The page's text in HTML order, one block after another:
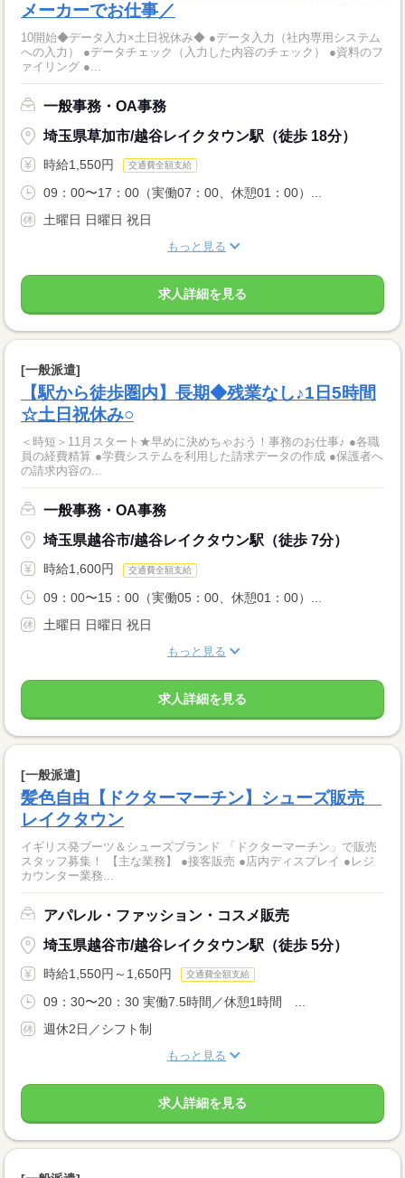
メーカーでお仕事／
10開始◆データ入力×土日祝休み◆ ●データ入力（社内専用システム
への入力） ●データチェック（入力した内容のチェック） ●資料のフ
ァイリング ●...
一般事務・OA事務
埼玉県草加市/越谷レイクタウン駅（徒歩 18分）
時給1,550円 交通費全額支給
09：00〜17：00（実働07：00、休憩01：00）...
土曜日 日曜日 祝日
もっと見る
求人詳細を見る
[一般派遣]
【駅から徒歩圏内】長期◆残業なし♪1日5時間
☆土日祝休み○
＜時短＞11月スタート★早めに決めちゃおう！事務のお仕事♪ ●各職
員の経費精算 ●学費システムを利用した請求データの作成 ●保護者へ
の請求内容の...
一般事務・OA事務
埼玉県越谷市/越谷レイクタウン駅（徒歩 7分）
時給1,600円 交通費全額支給
09：00〜15：00（実働05：00、休憩01：00）...
土曜日 日曜日 祝日
もっと見る
求人詳細を見る
[一般派遣]
髪色自由【ドクターマーチン】シューズ販売
レイクタウン
イギリス発ブーツ＆シューズブランド 「ドクターマーチン」で販売
スタッフ募集！ 【主な業務】 ●接客販売 ●店内ディスプレイ ●レジ
カウンター業務...
アパレル・ファッション・コスメ販売
埼玉県越谷市/越谷レイクタウン駅（徒歩 5分）
時給1,550円～1,650円 交通費全額支給
09：30〜20：30 実働7.5時間／休憩1時間 ...
週休2日／シフト制
もっと見る
求人詳細を見る